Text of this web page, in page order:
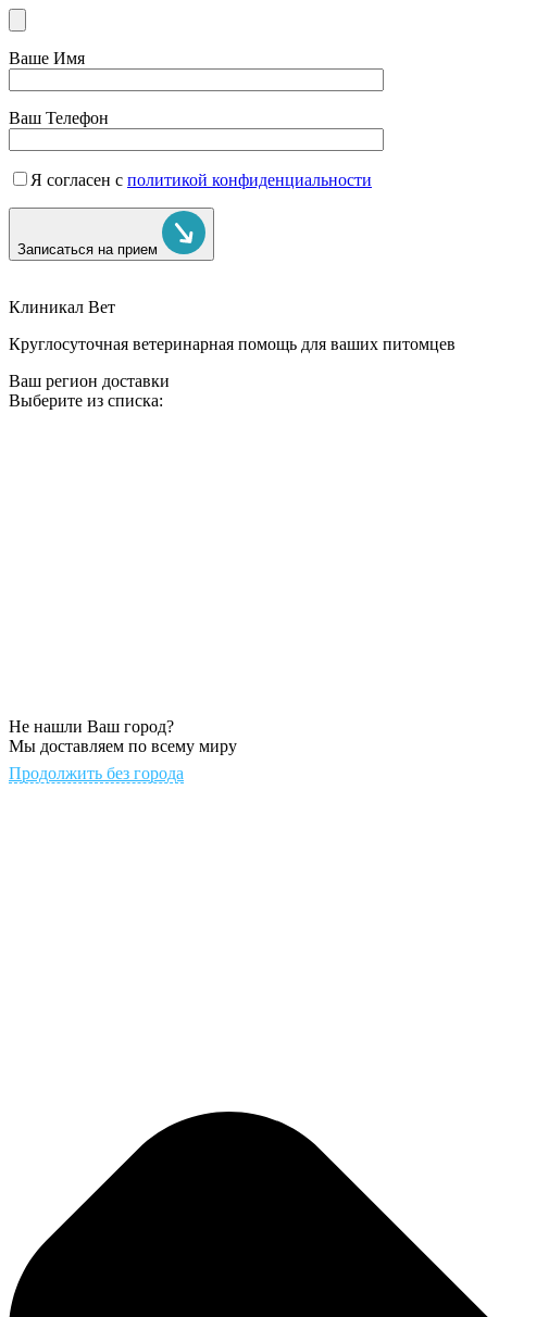
Ваше Имя
Ваш Телефон
Я согласен с политикой конфиденциальности
Записаться на прием
Клиникал Вет
Круглосуточная ветеринарная помощь для ваших питомцев
Ваш регион доставки
Выберите из списка:
Не нашли Ваш город?
Мы доставляем по всему миру
Продолжить без города